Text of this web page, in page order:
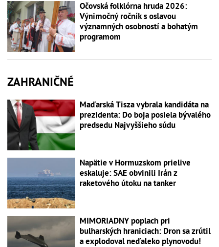
Očovská folklórna hruda 2026:
Výnimočný ročník s oslavou
významných osobností a bohatým
programom
ZAHRANIČNÉ
Maďarská Tisza vybrala kandidáta na
prezidenta: Do boja posiela bývalého
predsedu Najvyššieho súdu
Napätie v Hormuzskom prielive
eskaluje: SAE obvinili Irán z
raketového útoku na tanker
MIMORIADNY poplach pri
bulharských hraniciach: Dron sa zrútil
a explodoval neďaleko plynovodu!